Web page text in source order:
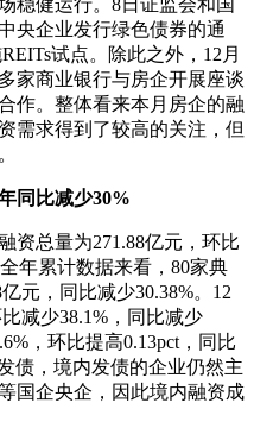
稳健运行。8日证监会和国
央企业发行绿色债券的通
试点。除此之外，12月
家商业银行与房企开展座谈
作。整体看来本月房企的融
需求得到了较高的关注，但
同比减少30%
总量为271.88亿元，环比
年累计数据来看，80家典
元，同比减少30.38%。12
减少38.1%，同比减少
，环比提高0.13pct，同比
债，境内发债的企业仍然主
国企央企，因此境内融资成